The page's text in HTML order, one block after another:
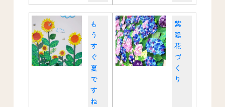
も
う
す
ぐ
夏
で
す
ね
紫
陽
花
づ
く
り